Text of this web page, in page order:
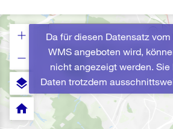
Da für diesen Datensatz
WMS angeboten wird,
nicht angezeigt werden. Sie
Daten trotzdem
layers
home